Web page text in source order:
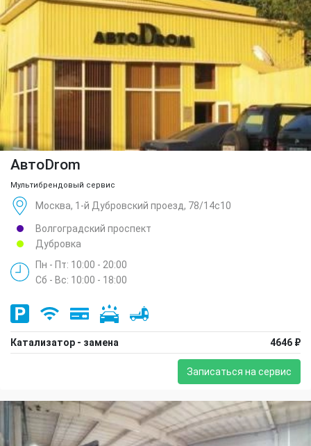
АвтоDrom
Мультибрендовый сервис
Москва, 1-й Дубровский проезд, 78/14с10
Волгоградский проспект
Дубровка
Пн - Пт: 10:00 - 20:00
Сб - Вс: 10:00 - 18:00
Катализатор - замена 4646 ₽
Записаться на сервис